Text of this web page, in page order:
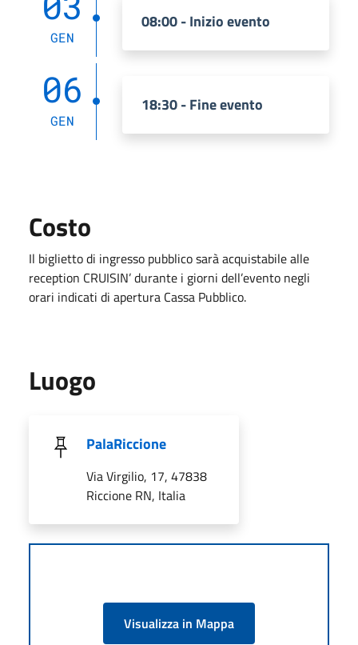
GEN
08:00 - Inizio evento
06
GEN
18:30 - Fine evento
Costo
Il biglietto di ingresso pubblico sarà acquistabile alle
reception CRUISIN’ durante i giorni dell’evento negli
orari indicati di apertura Cassa Pubblico.
Luogo
PalaRiccione
Via Virgilio, 17, 47838
Riccione RN, Italia
Visualizza in Mappa